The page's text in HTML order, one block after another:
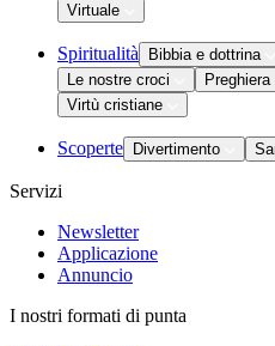
Virtuale
Spiritualità Bibbia e dottrina
Le nostre croci
Preghiera
Virtù cristiane
Scoperte Divertimento
Servizi
Newsletter
Applicazione
Annuncio
I nostri formati di punta